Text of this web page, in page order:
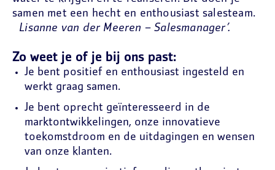
samen met een hecht en enthousiast salesteam.
Lisanne van der Meeren – Salesmanager’.
Zo weet je of je bij ons past:
Je bent positief en enthousiast ingesteld en
werkt graag samen.
Je bent oprecht geïnteresseerd in de
marktontwikkelingen, onze innovatieve
toekomstdroom en de uitdagingen en wensen
van onze klanten.